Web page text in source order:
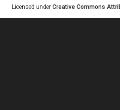
Licensed under Creative Commons